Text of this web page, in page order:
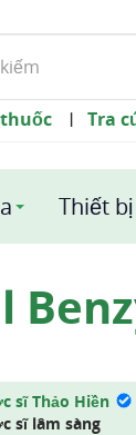
| Tra
Thiết
sĩ Thảo Hiền
sĩ lâm sàng